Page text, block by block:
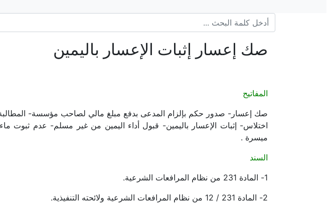
صك إعسار إثبات الإعسار باليمين
المفاتيح
صك إعسار- صدور حكم بإلزام المدعى بدفع مبلغ مالي لصاحب مؤسسة- المطالبة
اختلاس- إثبات الإعسار باليمين- قبول أداء اليمين من غير مسلم- عدم ثبوت
ميسرة .
السند
1- المادة 231 من نظام المرافعات الشرعية.
2- المادة 231 / 12 من نظام المرافعات الشرعية ولائحته التنفيذية.